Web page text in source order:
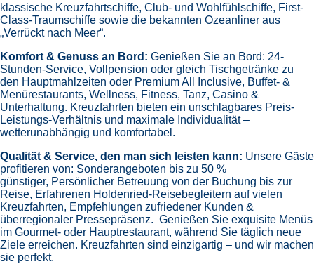
klassische Kreuzfahrtschiffe, Club- und Wohlfühlschiffe, First-
Class-Traumschiffe sowie die bekannten Ozeanliner aus
„Verrückt nach Meer“.
Komfort & Genuss an Bord: Genießen Sie an Bord: 24-
Stunden-Service, Vollpension oder gleich Tischgetränke zu
den Hauptmahlzeiten oder Premium All Inclusive, Buffet- &
Menürestaurants, Wellness, Fitness, Tanz, Casino &
Unterhaltung. Kreuzfahrten bieten ein unschlagbares Preis-
Leistungs-Verhältnis und maximale Individualität –
wetterunabhängig und komfortabel.
Qualität & Service, den man sich leisten kann: Unsere Gäste
profitieren von: Sonderangeboten bis zu 50 %
günstiger, Persönlicher Betreuung von der Buchung bis zur
Reise, Erfahrenen Holdenried-Reisebegleitern auf vielen
Kreuzfahrten, Empfehlungen zufriedener Kunden &
überregionaler Pressepräsenz. Genießen Sie exquisite Menüs
im Gourmet- oder Hauptrestaurant, während Sie täglich neue
Ziele erreichen. Kreuzfahrten sind einzigartig – und wir machen
sie perfekt.